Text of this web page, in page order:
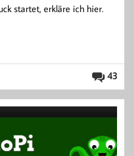
startet, erkläre ich hier.
43